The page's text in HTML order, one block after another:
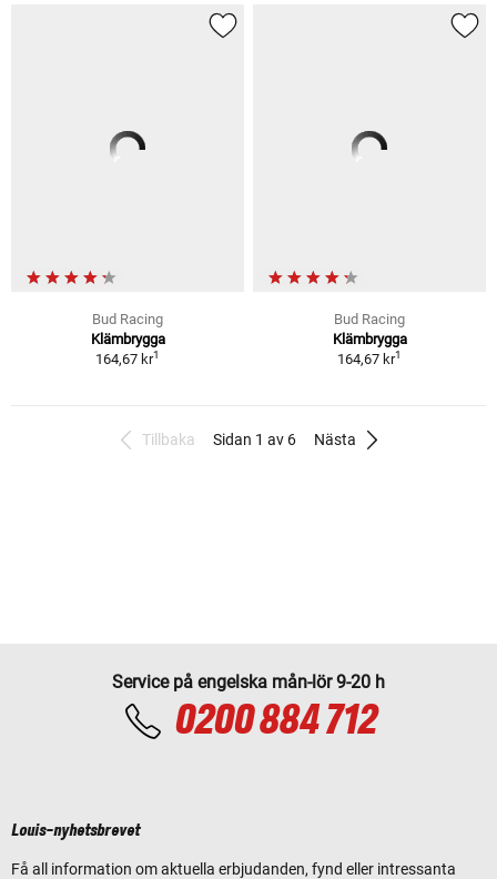
Bud Racing
Klämbrygga
164,67 kr1
Bud Racing
Klämbrygga
164,67 kr1
Tillbaka Sidan 1 av 6 Nästa
Service på engelska mån-lör 9-20 h
0200 884 712
Louis-nyhetsbrevet
Få all information om aktuella erbjudanden, fynd eller intressanta